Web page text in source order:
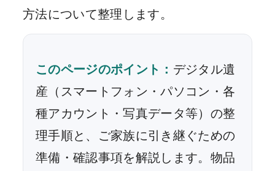
方法について整理します。
このページのポイント： デジタル遺
産（スマートフォン・パソコン・各
種アカウント・写真データ等）の整
理手順と、ご家族に引き継ぐための
準備・確認事項を解説します。物品